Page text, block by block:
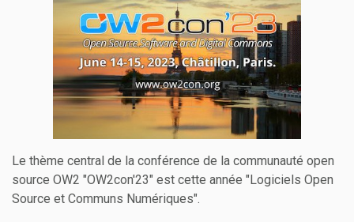
Le thème central de la conférence de la communauté open
source OW2 "OW2con'23" est cette année "Logiciels Open
Source et Communs Numériques".